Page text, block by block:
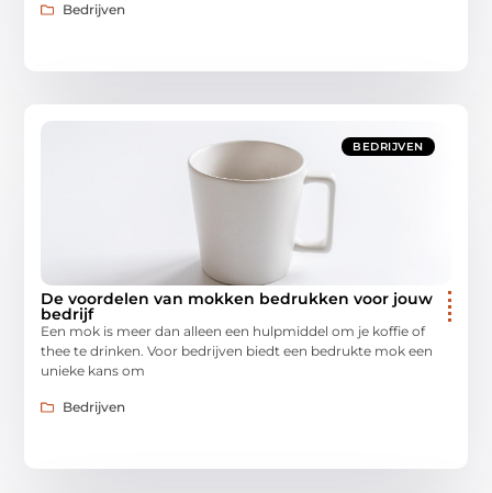
Bedrijven
BEDRIJVEN
De voordelen van mokken bedrukken voor jouw
bedrijf
Een mok is meer dan alleen een hulpmiddel om je koffie of
thee te drinken. Voor bedrijven biedt een bedrukte mok een
unieke kans om
Bedrijven